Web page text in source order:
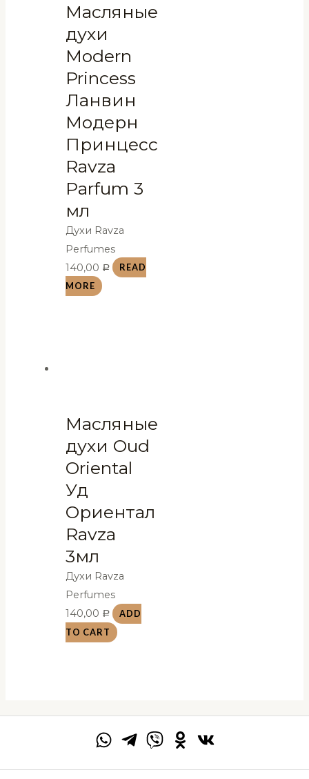
Масляные
духи
Modern
Princess
Ланвин
Модерн
Принцесс
Ravza
Parfum 3
мл
Духи Ravza
Perfumes
140,00 Р
READ
MORE
Масляные
духи Oud
Oriental
Уд
Ориентал
Ravza
3мл
Духи Ravza
Perfumes
140,00 Р
ADD
TO CART